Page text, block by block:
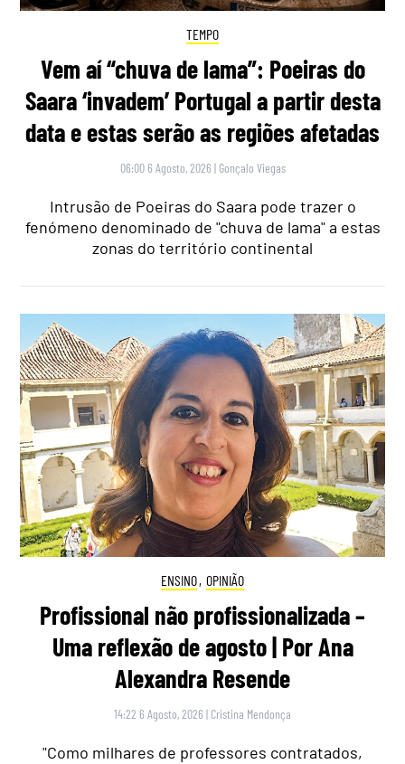
TEMPO
Vem aí “chuva de lama”: Poeiras do
Saara ‘invadem’ Portugal a partir desta
data e estas serão as regiões afetadas
06:00 6 Agosto, 2026 | Gonçalo Viegas
Intrusão de Poeiras do Saara pode trazer o
fenómeno denominado de "chuva de lama" a estas
zonas do território continental
ENSINO, OPINIÃO
Profissional não profissionalizada –
Uma reflexão de agosto | Por Ana
Alexandra Resende
14:22 6 Agosto, 2026 | Cristina Mendonça
"Como milhares de professores contratados,